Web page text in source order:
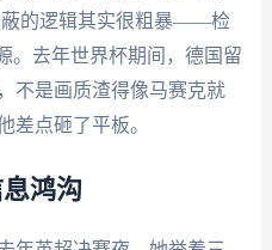
蔽的逻辑其实很粗暴——检
。去年世界杯期间，德国留
不是画质渣得像马赛克就
差点砸了平板。
鸿沟